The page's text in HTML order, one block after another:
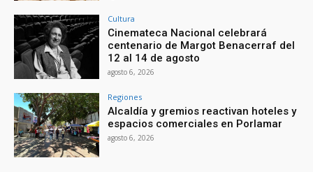
Cultura
Cinemateca Nacional celebrará
centenario de Margot Benacerraf del
12 al 14 de agosto
agosto 6, 2026
Regiones
Alcaldía y gremios reactivan hoteles y
espacios comerciales en Porlamar
agosto 6, 2026